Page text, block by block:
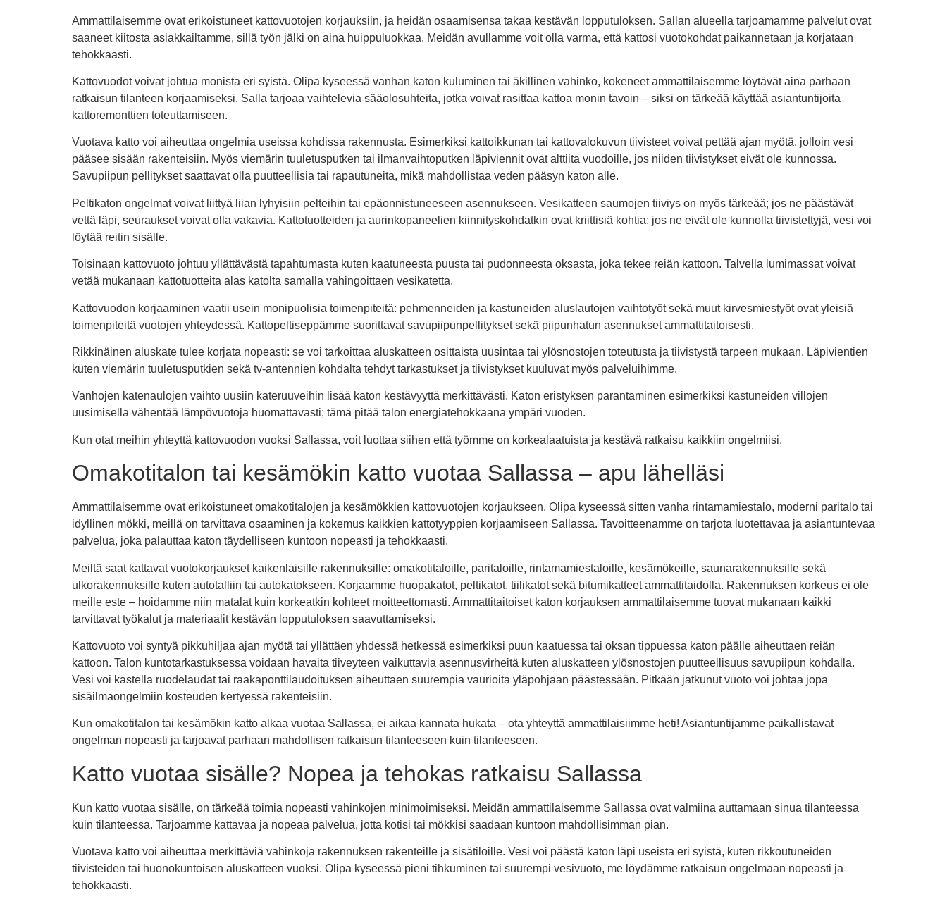
Ammattilaisemme ovat erikoistuneet kattovuotojen korjauksiin, ja heidän osaamisensa takaa kestävän lopputuloksen. Sallan alueella tarjoamamme palvelut ovat
saaneet kiitosta asiakkailtamme, sillä työn jälki on aina huippuluokkaa. Meidän avullamme voit olla varma, että kattosi vuotokohdat paikannetaan ja korjataan
tehokkaasti.
Kattovuodot voivat johtua monista eri syistä. Olipa kyseessä vanhan katon kuluminen tai äkillinen vahinko, kokeneet ammattilaisemme löytävät aina parhaan
ratkaisun tilanteen korjaamiseksi. Salla tarjoaa vaihtelevia sääolosuhteita, jotka voivat rasittaa kattoa monin tavoin – siksi on tärkeää käyttää asiantuntijoita
kattoremonttien toteuttamiseen.
Vuotava katto voi aiheuttaa ongelmia useissa kohdissa rakennusta. Esimerkiksi kattoikkunan tai kattovalokuvun tiivisteet voivat pettää ajan myötä, jolloin vesi
pääsee sisään rakenteisiin. Myös viemärin tuuletusputken tai ilmanvaihtoputken läpiviennit ovat alttiita vuodoille, jos niiden tiivistykset eivät ole kunnossa.
Savupiipun pellitykset saattavat olla puutteellisia tai rapautuneita, mikä mahdollistaa veden pääsyn katon alle.
Peltikaton ongelmat voivat liittyä liian lyhyisiin pelteihin tai epäonnistuneeseen asennukseen. Vesikatteen saumojen tiiviys on myös tärkeää; jos ne päästävät
vettä läpi, seuraukset voivat olla vakavia. Kattotuotteiden ja aurinkopaneelien kiinnityskohdatkin ovat kriittisiä kohtia: jos ne eivät ole kunnolla tiivistettyjä, vesi voi
löytää reitin sisälle.
Toisinaan kattovuoto johtuu yllättävästä tapahtumasta kuten kaatuneesta puusta tai pudonneesta oksasta, joka tekee reiän kattoon. Talvella lumimassat voivat
vetää mukanaan kattotuotteita alas katolta samalla vahingoittaen vesikatetta.
Kattovuodon korjaaminen vaatii usein monipuolisia toimenpiteitä: pehmenneiden ja kastuneiden aluslautojen vaihtotyöt sekä muut kirvesmiestyöt ovat yleisiä
toimenpiteitä vuotojen yhteydessä. Kattopeltiseppämme suorittavat savupiipunpellitykset sekä piipunhatun asennukset ammattitaitoisesti.
Rikkinäinen aluskate tulee korjata nopeasti: se voi tarkoittaa aluskatteen osittaista uusintaa tai ylösnostojen toteutusta ja tiivistystä tarpeen mukaan. Läpivientien
kuten viemärin tuuletusputkien sekä tv-antennien kohdalta tehdyt tarkastukset ja tiivistykset kuuluvat myös palveluihimme.
Vanhojen katenaulojen vaihto uusiin kateruuveihin lisää katon kestävyyttä merkittävästi. Katon eristyksen parantaminen esimerkiksi kastuneiden villojen
uusimisella vähentää lämpövuotoja huomattavasti; tämä pitää talon energiatehokkaana ympäri vuoden.
Kun otat meihin yhteyttä kattovuodon vuoksi Sallassa, voit luottaa siihen että työmme on korkealaatuista ja kestävä ratkaisu kaikkiin ongelmiisi.
Omakotitalon tai kesämökin katto vuotaa Sallassa – apu lähelläsi
Ammattilaisemme ovat erikoistuneet omakotitalojen ja kesämökkien kattovuotojen korjaukseen. Olipa kyseessä sitten vanha rintamamiestalo, moderni paritalo tai
idyllinen mökki, meillä on tarvittava osaaminen ja kokemus kaikkien kattotyyppien korjaamiseen Sallassa. Tavoitteenamme on tarjota luotettavaa ja asiantuntevaa
palvelua, joka palauttaa katon täydelliseen kuntoon nopeasti ja tehokkaasti.
Meiltä saat kattavat vuotokorjaukset kaikenlaisille rakennuksille: omakotitaloille, paritaloille, rintamamiestaloille, kesämökeille, saunarakennuksille sekä
ulkorakennuksille kuten autotalliin tai autokatokseen. Korjaamme huopakatot, peltikatot, tiilikatot sekä bitumikatteet ammattitaidolla. Rakennuksen korkeus ei ole
meille este – hoidamme niin matalat kuin korkeatkin kohteet moitteettomasti. Ammattitaitoiset katon korjauksen ammattilaisemme tuovat mukanaan kaikki
tarvittavat työkalut ja materiaalit kestävän lopputuloksen saavuttamiseksi.
Kattovuoto voi syntyä pikkuhiljaa ajan myötä tai yllättäen yhdessä hetkessä esimerkiksi puun kaatuessa tai oksan tippuessa katon päälle aiheuttaen reiän
kattoon. Talon kuntotarkastuksessa voidaan havaita tiiveyteen vaikuttavia asennusvirheitä kuten aluskatteen ylösnostojen puutteellisuus savupiipun kohdalla.
Vesi voi kastella ruodelaudat tai raakaponttilaudoituksen aiheuttaen suurempia vaurioita yläpohjaan päästessään. Pitkään jatkunut vuoto voi johtaa jopa
sisäilmaongelmiin kosteuden kertyessä rakenteisiin.
Kun omakotitalon tai kesämökin katto alkaa vuotaa Sallassa, ei aikaa kannata hukata – ota yhteyttä ammattilaisiimme heti! Asiantuntijamme paikallistavat
ongelman nopeasti ja tarjoavat parhaan mahdollisen ratkaisun tilanteeseen kuin tilanteeseen.
Katto vuotaa sisälle? Nopea ja tehokas ratkaisu Sallassa
Kun katto vuotaa sisälle, on tärkeää toimia nopeasti vahinkojen minimoimiseksi. Meidän ammattilaisemme Sallassa ovat valmiina auttamaan sinua tilanteessa
kuin tilanteessa. Tarjoamme kattavaa ja nopeaa palvelua, jotta kotisi tai mökkisi saadaan kuntoon mahdollisimman pian.
Vuotava katto voi aiheuttaa merkittäviä vahinkoja rakennuksen rakenteille ja sisätiloille. Vesi voi päästä katon läpi useista eri syistä, kuten rikkoutuneiden
tiivisteiden tai huonokuntoisen aluskatteen vuoksi. Olipa kyseessä pieni tihkuminen tai suurempi vesivuoto, me löydämme ratkaisun ongelmaan nopeasti ja
tehokkaasti.